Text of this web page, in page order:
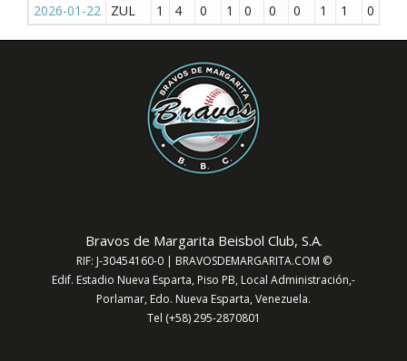
2026-01-22
ZUL 1 4 0 1 0 0 0 1 1 0
Bravos de Margarita Beisbol Club, S.A.
RIF: J-30454160-0 | BRAVOSDEMARGARITA.COM ©
Edif. Estadio Nueva Esparta, Piso PB, Local Administración,-
Porlamar, Edo. Nueva Esparta, Venezuela.
Tel (+58) 295-2870801